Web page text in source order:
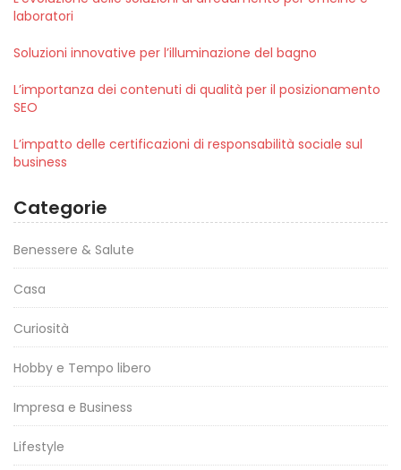
laboratori
Soluzioni innovative per l’illuminazione del bagno
L’importanza dei contenuti di qualità per il posizionamento
SEO
L’impatto delle certificazioni di responsabilità sociale sul
business
Categorie
Benessere & Salute
Casa
Curiosità
Hobby e Tempo libero
Impresa e Business
Lifestyle